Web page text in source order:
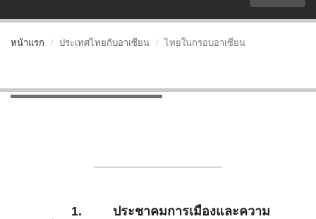
หน้าแรก ประเทศไทยกับอาเซียน ไทยในกรอบอาเซียน
1. ประชาคมการเมืองและความ